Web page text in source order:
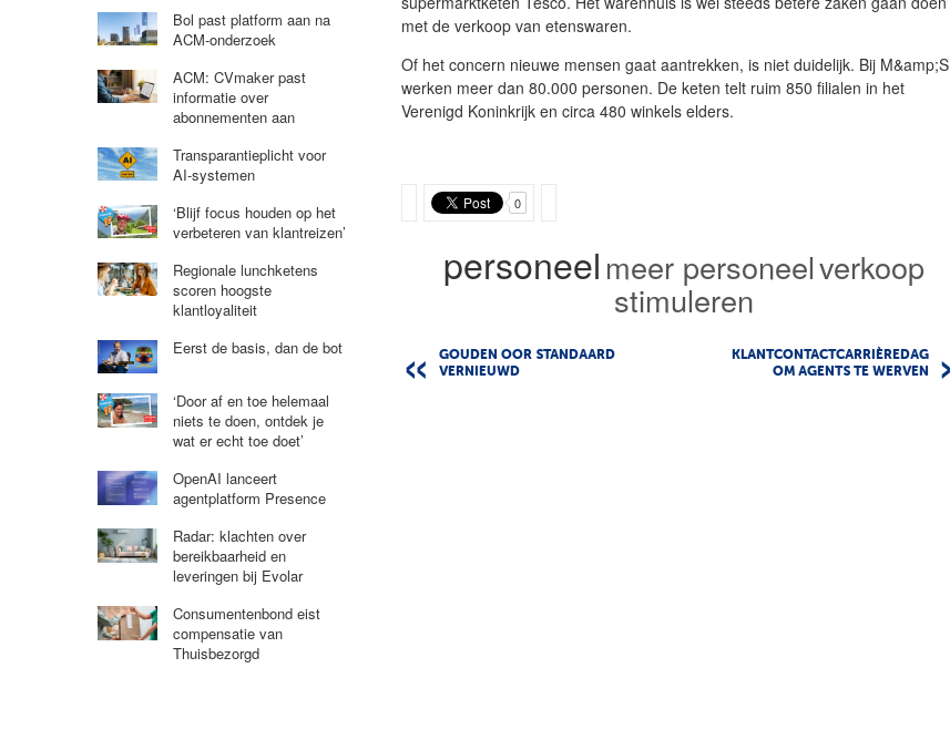
met de verkoop van etenswaren.
Of het concern nieuwe mensen gaat aantrekken, is niet duidelijk. Bij M&amp;S
werken meer dan 80.000 personen. De keten telt ruim 850 filialen in het
Verenigd Koninkrijk en circa 480 winkels elders.
0
personeel meer personeelverkoop
stimuleren
GOUDEN OOR STANDAARD
VERNIEUWD
KLANTCONTACTCARRIÈREDAG
OM AGENTS TE WERVEN
Bol past platform aan na
ACM-onderzoek
ACM: CVmaker past
informatie over
abonnementen aan
Transparantieplicht voor
AI-systemen
‘Blijf focus houden op het
verbeteren van klantreizen’
Regionale lunchketens
scoren hoogste
klantloyaliteit
Eerst de basis, dan de bot
‘Door af en toe helemaal
niets te doen, ontdek je
wat er echt toe doet’
OpenAI lanceert
agentplatform Presence
Radar: klachten over
bereikbaarheid en
leveringen bij Evolar
Consumentenbond eist
compensatie van
Thuisbezorgd